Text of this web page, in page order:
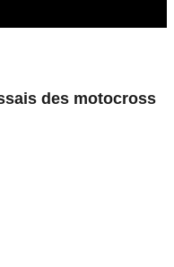
des motocross